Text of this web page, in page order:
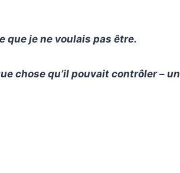
que je ne voulais pas être.
chose qu’il pouvait contrôler – un